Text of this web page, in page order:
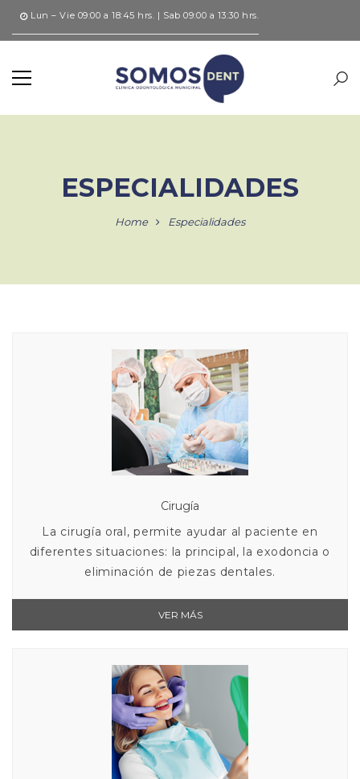
Lun – Vie 09:00 a 18:45 hrs. | Sab 09:00 a 13:30 hrs.
ESPECIALIDADES
Home Especialidades
Cirugía
La cirugía oral, permite ayudar al paciente en
diferentes situaciones: la principal, la exodoncia o
eliminación de piezas dentales.
VER MÁS